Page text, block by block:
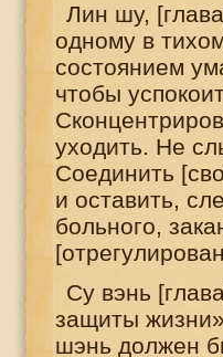
Лин шу,
одному в
состоянием
чтобы
уходить. Не
Соединить
и оставить,
больного,
Су вэнь
защиты
шэнь должен